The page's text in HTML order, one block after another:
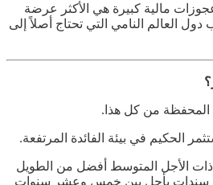
مالية كبيرة هي الأكثر عرضة
العالم النامي التي تحتاج أصلاً إلى
من كل هذا.
الحكيم في بيئة الفائدة المرتفعة.
ذات الأجل المتوسط أفضل من الطويل
سندات بأجل بين خمس وعشر سنوات